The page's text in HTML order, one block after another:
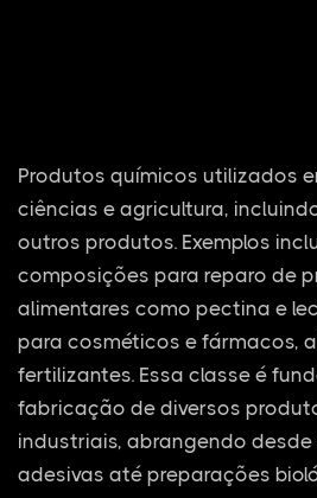
Produtos químicos utilizados
ciências e agricultura,
outros produtos. Exemplos
composições para reparo de
alimentares como pectina e
para cosméticos e fármacos,
fertilizantes. Essa classe é
fabricação de diversos
industriais, abrangendo
adesivas até preparações